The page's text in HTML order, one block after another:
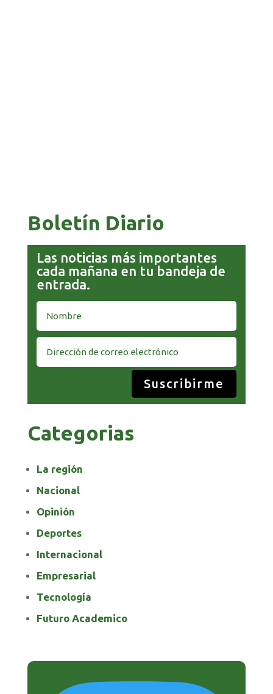
Boletín Diario
Las noticias más importantes
cada mañana en tu bandeja de
entrada.
Suscribirme
Categorias
La región
Nacional
Opinión
Deportes
Internacional
Empresarial
Tecnología
Futuro Academico